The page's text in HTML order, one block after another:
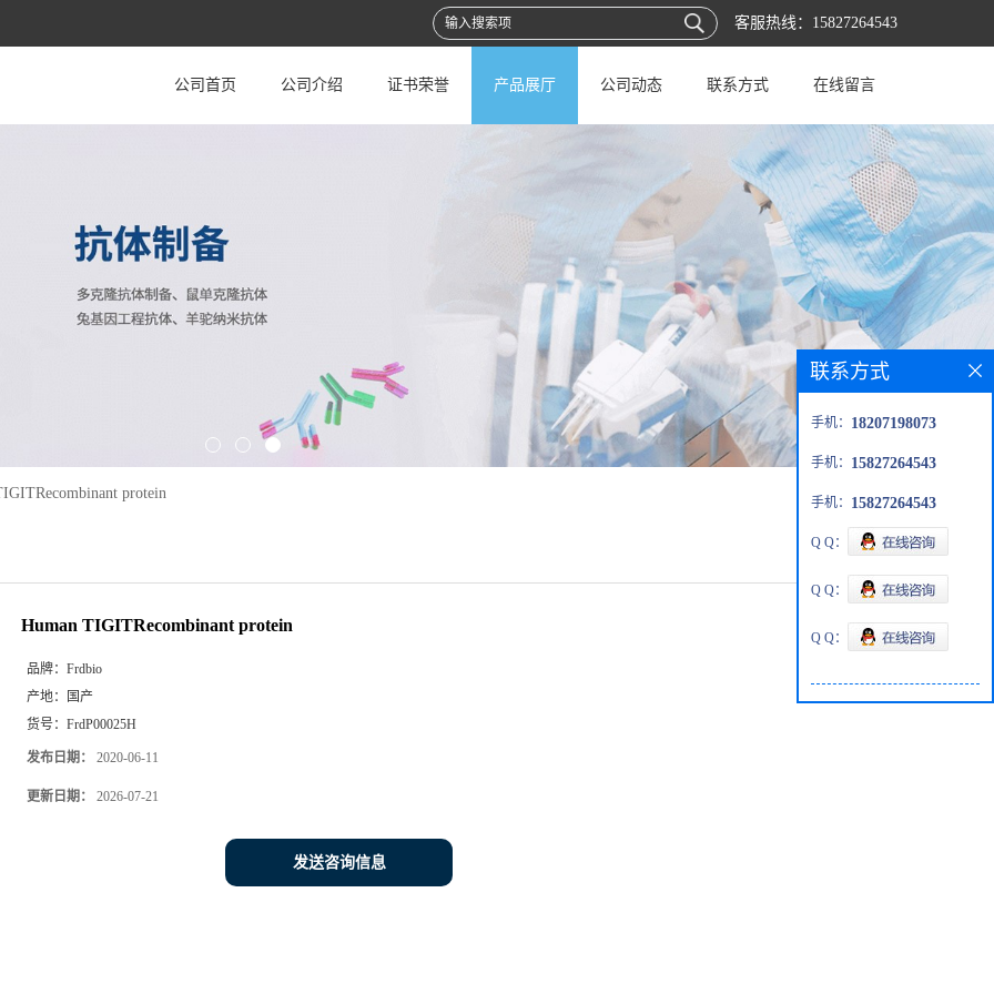
客服热线： 15827264543
公司首页 公司介绍 证书荣誉 产品展厅 公司动态 联系方式 在线留言
protein
Human TIGITRecombinant protein
品牌： Frdbio
产地：
国产
货号： FrdP00025H
发布日期： 2020-06-11
更新日期： 2026-07-21
发送咨询信息
联系方式
手机： 18207198073
手机： 15827264543
手机： 15827264543
Q Q：
Q Q：
Q Q：